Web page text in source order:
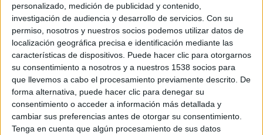
personalizado, medición de publicidad y contenido,
investigación de audiencia y desarrollo de servicios. Con su
permiso, nosotros y nuestros socios podemos utilizar datos de
localización geográfica precisa e identificación mediante las
características de dispositivos. Puede hacer clic para otorgarnos
su consentimiento a nosotros y a nuestros 1538 socios para
que llevemos a cabo el procesamiento previamente descrito. De
forma alternativa, puede hacer clic para denegar su
consentimiento o acceder a información más detallada y
cambiar sus preferencias antes de otorgar su consentimiento.
Tenga en cuenta que algún procesamiento de sus datos
ir “inclinados, con tanto giro, se van a generar
descompensaciones”. Según Sanz, “ la biomecánica del
cuerpo se comporta de manera anormal”. Ésto puede
dañar de forma seria las “articulaciones, sobre todo la
rodilla, y causar lesiones graves”.
“Al ir más despacio de lo habitual,el número de impactos es
mucho mayory la articulación sufre más”, dice la
fisoterapeuta. Y sobre todo, apunta, “no estás disfrutando de
correr”.